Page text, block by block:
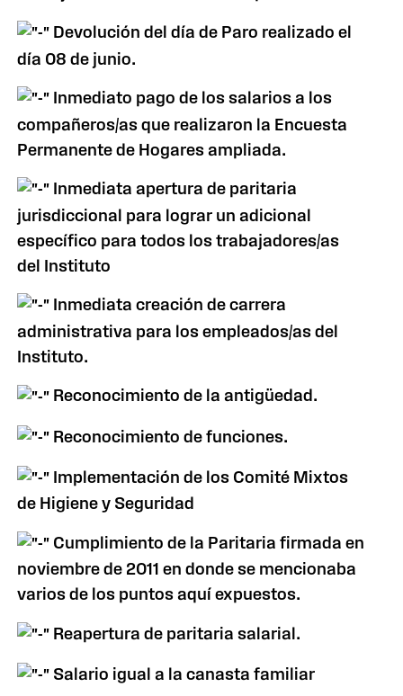
Devolución del día de Paro realizado el
día 08 de junio.
Inmediato pago de los salarios a los
compañeros/as que realizaron la Encuesta
Permanente de Hogares ampliada.
Inmediata apertura de paritaria
jurisdiccional para lograr un adicional
específico para todos los trabajadores/as
del Instituto
Inmediata creación de carrera
administrativa para los empleados/as del
Instituto.
Reconocimiento de la antigüedad.
Reconocimiento de funciones.
Implementación de los Comité Mixtos
de Higiene y Seguridad
Cumplimiento de la Paritaria firmada en
noviembre de 2011 en donde se mencionaba
varios de los puntos aquí expuestos.
Reapertura de paritaria salarial.
Salario igual a la canasta familiar